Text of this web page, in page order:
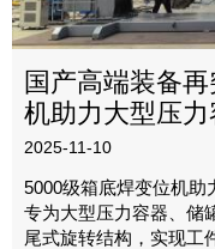
国产高端装备
机助力大型压
2025-11-10
5000级箱底焊变位机助
专为大型压力容器、储
尾式旋转结构，实现工